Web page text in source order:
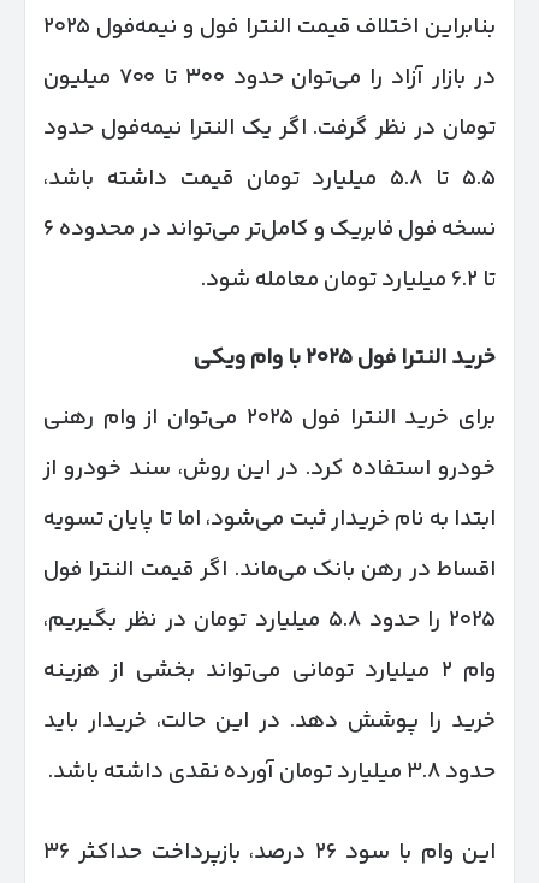
بنابراین اختلاف قیمت النترا فول و نیمه‌فول ۲۰۲۵
در بازار آزاد را می‌توان حدود ۳۰۰ تا ۷۰۰ میلیون
تومان در نظر گرفت. اگر یک النترا نیمه‌فول حدود
۵.۵ تا ۵.۸ میلیارد تومان قیمت داشته باشد،
نسخه فول فابریک و کامل‌تر می‌تواند در محدوده ۶
تا ۶.۲ میلیارد تومان معامله شود.
خرید النترا فول۲۰۲۵با وام ویکی
برای خرید النترا فول ۲۰۲۵ می‌توان از وام رهنی
خودرو استفاده کرد. در این روش، سند خودرو از
ابتدا به نام خریدار ثبت می‌شود، اما تا پایان تسویه
اقساط در رهن بانک می‌ماند. اگر قیمت النترا فول
۲۰۲۵ را حدود ۵.۸ میلیارد تومان در نظر بگیریم،
وام ۲ میلیارد تومانی می‌تواند بخشی از هزینه
خرید را پوشش دهد. در این حالت، خریدار باید
حدود ۳.۸ میلیارد تومان آورده نقدی داشته باشد.
این وام با سود ۲۶ درصد، بازپرداخت حداکثر ۳۶